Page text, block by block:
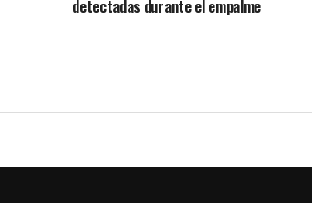
detectadas durante el empalme